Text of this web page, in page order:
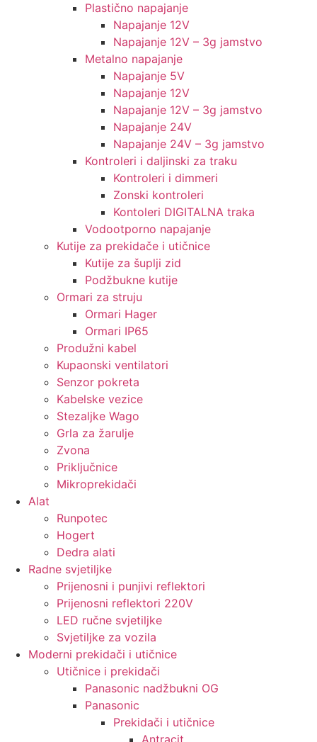
Plastično napajanje
Napajanje 12V
Napajanje 12V – 3g jamstvo
Metalno napajanje
Napajanje 5V
Napajanje 12V
Napajanje 12V – 3g jamstvo
Napajanje 24V
Napajanje 24V – 3g jamstvo
Kontroleri i daljinski za traku
Kontroleri i dimmeri
Zonski kontroleri
Kontoleri DIGITALNA traka
Vodootporno napajanje
Kutije za prekidače i utičnice
Kutije za šuplji zid
Podžbukne kutije
Ormari za struju
Ormari Hager
Ormari IP65
Produžni kabel
Kupaonski ventilatori
Senzor pokreta
Kabelske vezice
Stezaljke Wago
Grla za žarulje
Zvona
Priključnice
Mikroprekidači
Alat
Runpotec
Hogert
Dedra alati
Radne svjetiljke
Prijenosni i punjivi reflektori
Prijenosni reflektori 220V
LED ručne svjetiljke
Svjetiljke za vozila
Moderni prekidači i utičnice
Utičnice i prekidači
Panasonic nadžbukni OG
Panasonic
Prekidači i utičnice
Antracit